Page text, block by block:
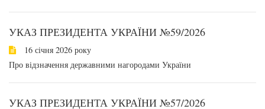
УКАЗ ПРЕЗИДЕНТА УКРАЇНИ №59/2026
16 січня 2026 року
Про відзначення державними нагородами України
УКАЗ ПРЕЗИДЕНТА УКРАЇНИ №57/2026